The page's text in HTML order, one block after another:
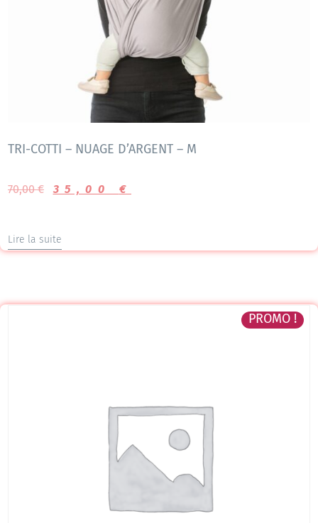
TRI-COTTI – NUAGE D’ARGENT – M
70,00€ 35,00 €
Lire la suite
PROMO !